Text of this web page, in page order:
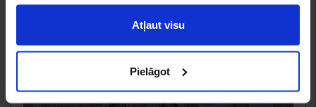
Atļaut visu
Pielāgot